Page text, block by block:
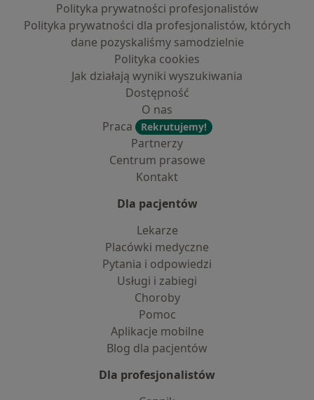
Polityka prywatności profesjonalistów
Polityka prywatności dla profesjonalistów, których
dane pozyskaliśmy samodzielnie
Polityka cookies
Jak działają wyniki wyszukiwania
Dostępność
O nas
Praca
Rekrutujemy!
Partnerzy
Centrum prasowe
Kontakt
Dla pacjentów
Lekarze
Placówki medyczne
Pytania i odpowiedzi
Usługi i zabiegi
Choroby
Pomoc
Aplikacje mobilne
Blog dla pacjentów
Dla profesjonalistów